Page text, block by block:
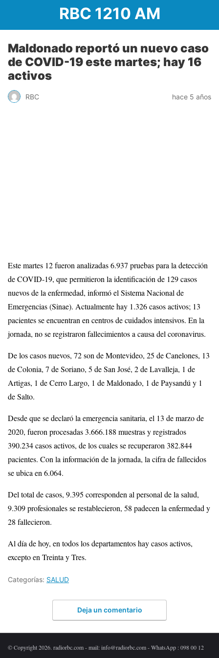
RBC 1210 AM
Maldonado reportó un nuevo caso
de COVID-19 este martes; hay 16
activos
RBC hace 5 años
Este martes 12 fueron analizadas 6.937 pruebas para la detección
de COVID-19, que permitieron la identificación de 129 casos
nuevos de la enfermedad, informó el Sistema Nacional de
Emergencias (Sinae). Actualmente hay 1.326 casos activos; 13
pacientes se encuentran en centros de cuidados intensivos. En la
jornada, no se registraron fallecimientos a causa del coronavirus.
De los casos nuevos, 72 son de Montevideo, 25 de Canelones, 13
de Colonia, 7 de Soriano, 5 de San José, 2 de Lavalleja, 1 de
Artigas, 1 de Cerro Largo, 1 de Maldonado, 1 de Paysandú y 1
de Salto.
Desde que se declaró la emergencia sanitaria, el 13 de marzo de
2020, fueron procesadas 3.666.188 muestras y registrados
390.234 casos activos, de los cuales se recuperaron 382.844
pacientes. Con la información de la jornada, la cifra de fallecidos
se ubica en 6.064.
Del total de casos, 9.395 corresponden al personal de la salud,
9.309 profesionales se restablecieron, 58 padecen la enfermedad y
28 fallecieron.
Al día de hoy, en todos los departamentos hay casos activos,
excepto en Treinta y Tres.
Categorías: SALUD
Deja un comentario
© Copyright 2026. radiorbc.com - mail: info@radiorbc.com - WhatsApp : 098 00 12